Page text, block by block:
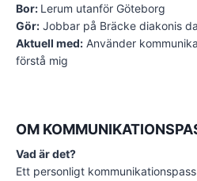
Bor: Lerum utanför Göteborg
Gör: Jobbar på Bräcke diakonis
Aktuell med: Använder
förstå mig
OM
Vad är det?
Ett personligt